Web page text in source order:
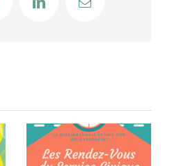
LinkedInEmail